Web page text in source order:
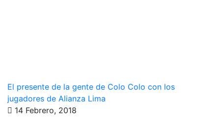
El presente de la gente de Colo Colo con los
jugadores de Alianza Lima
14 Febrero, 2018